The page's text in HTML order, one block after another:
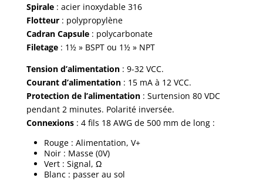
Spirale: acier inoxydable 316
Flotteur: polypropylène
Cadran Capsule: polycarbonate
Filetage: 1½ » BSPT ou 1½ » NPT
Tension d’alimentation: 9-32 VCC.
Courant d’alimentation: 15 mA à 12 VCC.
Protection de l’alimentation: Surtension 80 VDC
pendant 2 minutes. Polarité inversée.
Connexions: 4 fils 18 AWG de 500 mm de long :
Rouge : Alimentation, V+
Noir : Masse (0V)
Vert : Signal, Ω
Blanc : passer au sol